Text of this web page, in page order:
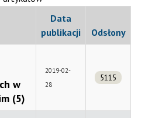
Data
publikacji
Odsłony
w
(5)
2019-02-
28
5115